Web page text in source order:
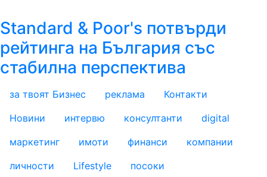
Standard & Poor's потвърди
рейтинга на България със
стабилна перспектива
за твоят Бизнес реклама Контакти
footer_statii
Новини интервю консултанти
digital
маркетинг
имоти финанси
компании
личности
Lifestyle посоки